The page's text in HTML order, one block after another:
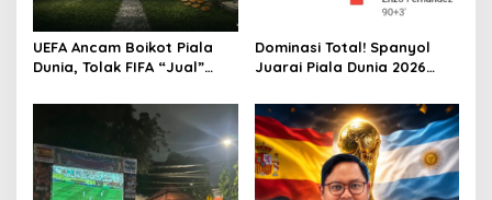
UEFA Ancam Boikot Piala
Dunia, Tolak FIFA “Jual”
Dominasi Total! Spanyol
Juarai Piala Dunia 2026